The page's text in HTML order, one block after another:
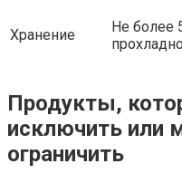
Хранение
Не более
Продукты,
исключить или
ограничить